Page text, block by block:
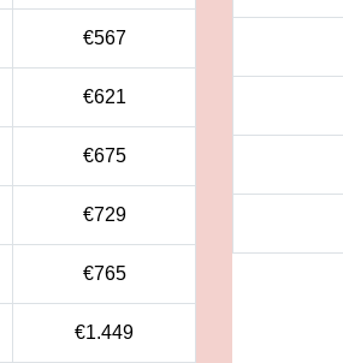
€567
€621
€675
€729
€765
€1.449